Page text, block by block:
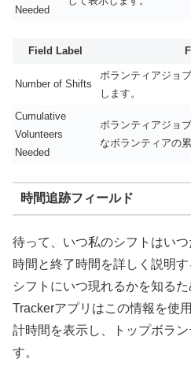
Needed
Field Label
Number of Shifts
ボランティアジョ
します。
Cumulative
Volunteers
Needed
ボランティアジョ
なボランティアの
時間追跡フィールド
待って、いつ私のシフトはい
時間と終了時間を詳しく説明
シフトにいつ現れるかを知る
Trackerアプリはこの情報を使
計時間を表示し、トップボラ
す。